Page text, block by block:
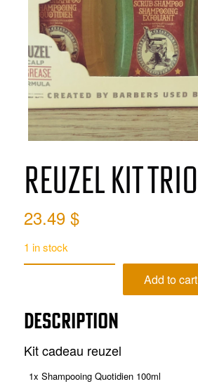
Reuzel Kit Trio
23.49 $
1 in stock
Add to cart
Description
Kit cadeau reuzel
1x Shampooing Quotidien 100ml